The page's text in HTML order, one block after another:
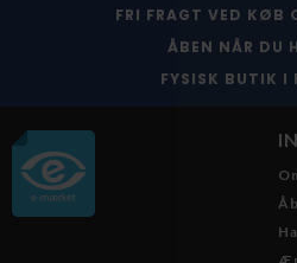
FRI FRAGT VED KØB
ÅBEN NÅR DU
FYSISK BUTIK I